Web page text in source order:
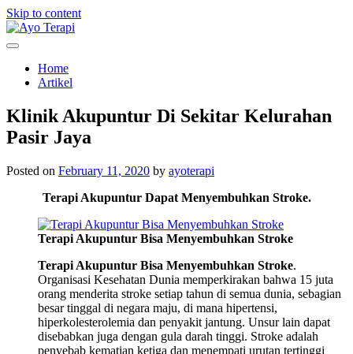
Skip to content
Home
Artikel
Klinik Akupuntur Di Sekitar Kelurahan
Pasir Jaya
Posted on February 11, 2020 by ayoterapi
Terapi Akupuntur Dapat Menyembuhkan Stroke.
Terapi Akupuntur Bisa Menyembuhkan Stroke
Terapi Akupuntur Bisa Menyembuhkan Stroke.
Organisasi Kesehatan Dunia memperkirakan bahwa 15 juta
orang menderita stroke setiap tahun di semua dunia, sebagian
besar tinggal di negara maju, di mana hipertensi,
hiperkolesterolemia dan penyakit jantung. Unsur lain dapat
disebabkan juga dengan gula darah tinggi. Stroke adalah
penyebab kematian ketiga dan menempati urutan tertinggi